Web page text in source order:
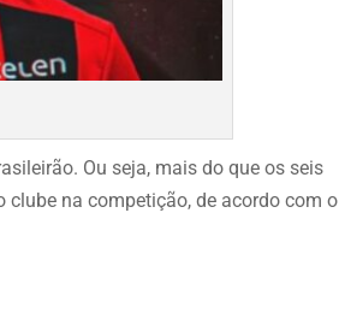
Ou seja, mais do que os seis
na competição, de acordo com o